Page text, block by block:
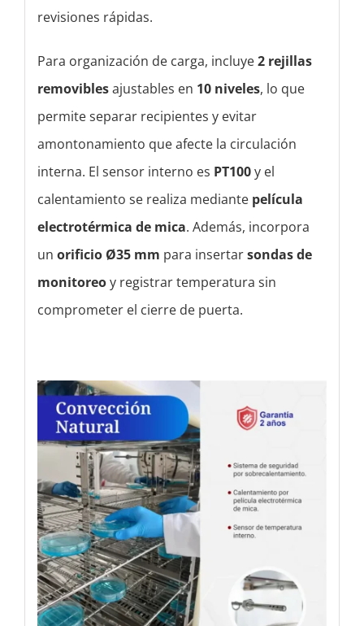
revisiones rápidas.
Para organización de carga, incluye2 rejillas
removiblesajustables en 10 niveles, lo que
permite separar recipientes y evitar
amontonamiento que afecte la circulación
interna. El sensor interno es PT100y el
calentamiento se realiza mediante película
electrotérmica de mica. Además, incorpora
unorificio Ø35 mm para insertarsondas de
monitoreoy registrar temperatura sin
comprometer el cierre de puerta.